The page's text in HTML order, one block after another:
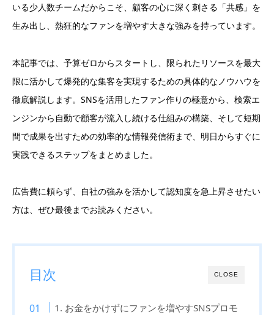
いる少人数チームだからこそ、顧客の心に深く刺さる「共感」を
生み出し、熱狂的なファンを増やす大きな強みを持っています。
本記事では、予算ゼロからスタートし、限られたリソースを最大
限に活かして爆発的な集客を実現するための具体的なノウハウを
徹底解説します。SNSを活用したファン作りの極意から、検索エ
ンジンから自動で顧客が流入し続ける仕組みの構築、そして短期
間で成果を出すための効率的な情報発信術まで、明日からすぐに
実践できるステップをまとめました。
広告費に頼らず、自社の強みを活かして認知度を急上昇させたい
方は、ぜひ最後までお読みください。
CLOSE
目次
1. お金をかけずにファンを増やすSNSプロモ